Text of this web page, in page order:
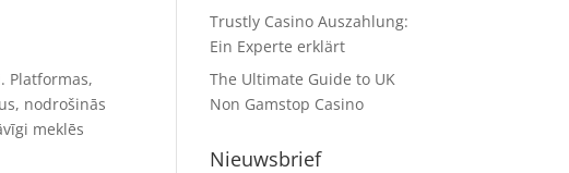
Platformas,
nodrošinās
meklēs
Trustly Casino Auszahlung:
Ein Experte erklärt
The Ultimate Guide to UK
Non Gamstop Casino
Nieuwsbrief